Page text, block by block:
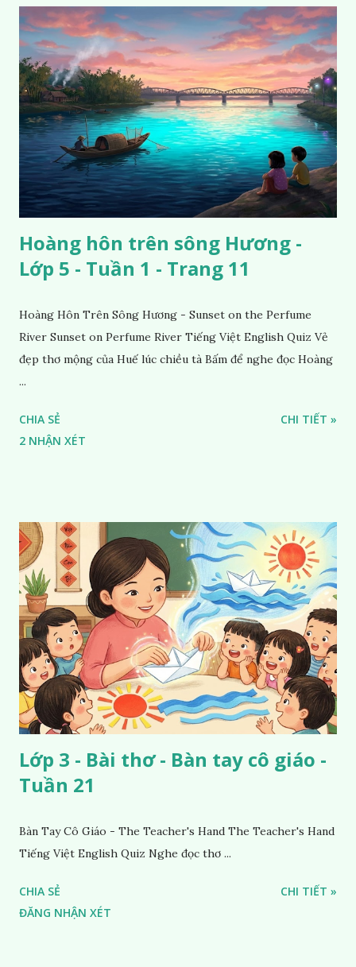
Hoàng hôn trên sông Hương -
Lớp 5 - Tuần 1 - Trang 11
Hoàng Hôn Trên Sông Hương - Sunset on the Perfume
River Sunset on Perfume River Tiếng Việt English Quiz Vẻ
đẹp thơ mộng của Huế lúc chiều tà Bấm để nghe đọc Hoàng
...
CHIA SẺ
2 NHẬN XÉT
CHI TIẾT »
Lớp 3 - Bài thơ - Bàn tay cô giáo -
Tuần 21
Bàn Tay Cô Giáo - The Teacher's Hand The Teacher's Hand
Tiếng Việt English Quiz Nghe đọc thơ ...
CHIA SẺ
ĐĂNG NHẬN XÉT
CHI TIẾT »